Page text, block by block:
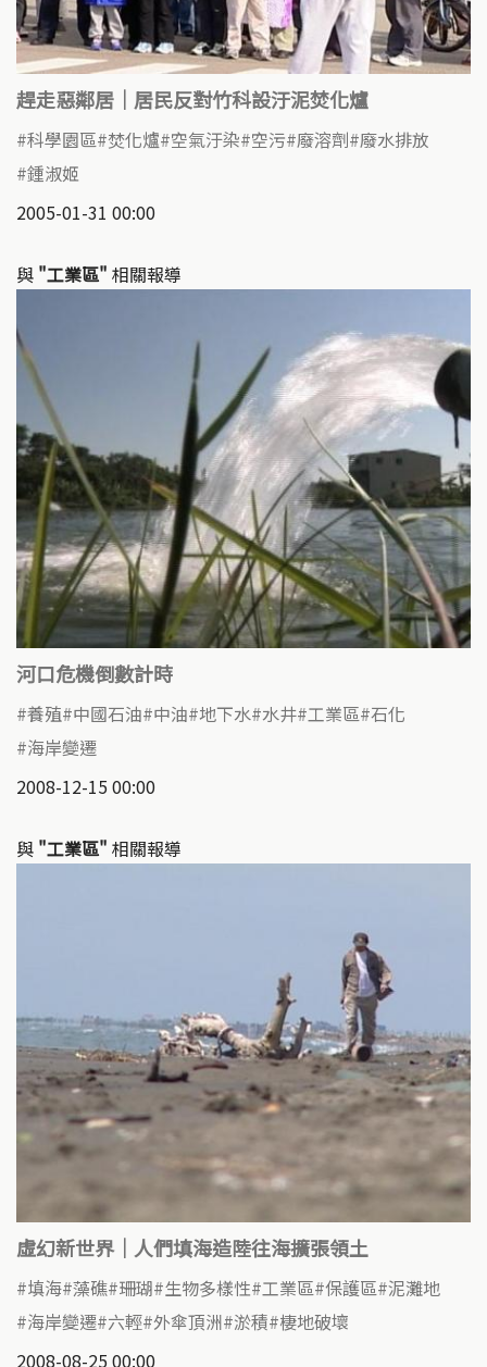
趕走惡鄰居｜居民反對竹科設汙泥焚化爐
科學園區 焚化爐 空氣汙染 空污 廢溶劑 廢水排放
鍾淑姬
2005-01-31 00:00
與 "工業區" 相關報導
河口危機倒數計時
養殖 中國石油 中油 地下水 水井 工業區 石化
海岸變遷
2008-12-15 00:00
與 "工業區" 相關報導
虛幻新世界｜人們填海造陸往海擴張領土
填海 藻礁 珊瑚 生物多樣性 工業區 保護區 泥灘地
海岸變遷 六輕 外傘頂洲 淤積 棲地破壞
2008-08-25 00:00